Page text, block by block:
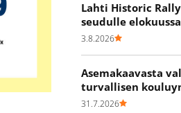
Lahti Historic
seudulle elokuussa
3.8.2026
Asemakaavasta
turvallisen
31.7.2026